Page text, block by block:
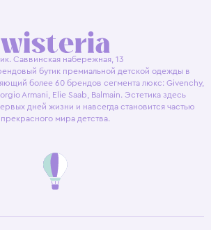
Саввинская набережная, 13
бутик премиальной детской одежды в
более 60 брендов сегмента люкс: Givenchy,
Armani, Elie Saab, Balmain. Эстетика здесь
дней жизни и навсегда становится частью
прекрасного мира детства.